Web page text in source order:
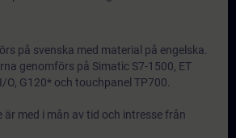
på svenska med material på engelska.
genomförs på Simatic S7-1500, ET
O, G120* och touchpanel TP700.
med i mån av tid och intresse från